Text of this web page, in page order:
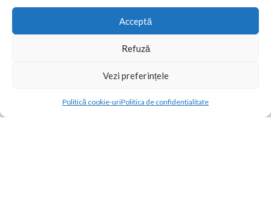
Acceptă
Refuză
Vezi preferințele
Politică cookie-uriPolitica de confidentialitate
Magazin
Compara Produse
CosContul meu